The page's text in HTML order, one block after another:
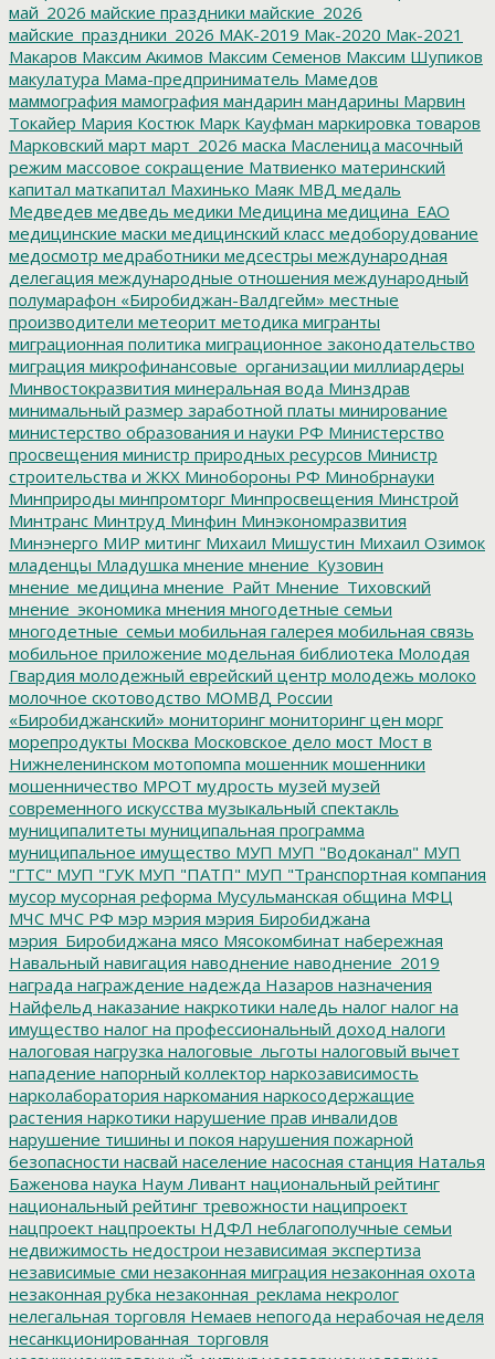
май_2026 майские праздники майские_2026
майские_праздники_2026 МАК-2019 Мак-2020 Мак-2021
Макаров Максим Акимов Максим Семенов Максим Шупиков
макулатура Мама-предприниматель Мамедов
маммография мамография мандарин мандарины Марвин
Токайер Мария Костюк Марк Кауфман маркировка товаров
Марковский март март_2026 маска Масленица масочный
режим массовое сокращение Матвиенко материнский
капитал маткапитал Махинько Маяк МВД медаль
Медведев медведь медики Медицина медицина_ЕАО
медицинские маски медицинский класс медоборудование
медосмотр медработники медсестры международная
делегация международные отношения международный
полумарафон «Биробиджан-Валдгейм» местные
производители метеорит методика мигранты
миграционная политика миграционное законодательство
миграция микрофинансовые_организации миллиардеры
Минвостокразвития минеральная вода Минздрав
минимальный размер заработной платы минирование
министерство образования и науки РФ Министерство
просвещения министр природных ресурсов Министр
строительства и ЖКХ Минобороны РФ Минобрнауки
Минприроды минпромторг Минпросвещения Минстрой
Минтранс Минтруд Минфин Минэкономразвития
Минэнерго МИР митинг Михаил Мишустин Михаил Озимок
младенцы Младушка мнение мнение_Кузовин
мнение_медицина мнение_Райт Мнение_Тиховский
мнение_экономика мнения многодетные семьи
многодетные_семьи мобильная галерея мобильная связь
мобильное приложение модельная библиотека Молодая
Гвардия молодежный еврейский центр молодежь молоко
молочное скотоводство МОМВД России
«Биробиджанский» мониторинг мониторинг цен морг
морепродукты Москва Московское дело мост Мост в
Нижнеленинском мотопомпа мошенник мошенники
мошенничество МРОТ мудрость музей музей
современного искусства музыкальный спектакль
муниципалитеты муниципальная программа
муниципальное имущество МУП МУП "Водоканал" МУП
"ГТС" МУП "ГУК МУП "ПАТП" МУП "Транспортная компания
мусор мусорная реформа Мусульманская община МФЦ
МЧС МЧС РФ мэр мэрия мэрия Биробиджана
мэрия_Биробиджана мясо Мясокомбинат набережная
Навальный навигация наводнение наводнение_2019
награда награждение надежда Назаров назначения
Найфельд наказание накркотики наледь налог налог на
имущество налог на профессиональный доход налоги
налоговая нагрузка налоговые_льготы налоговый вычет
нападение напорный коллектор наркозависимость
нарколаборатория наркомания наркосодержащие
растения наркотики нарушение прав инвалидов
нарушение тишины и покоя нарушения пожарной
безопасности насвай население насосная станция Наталья
Баженова наука Наум Ливант национальный рейтинг
национальный рейтинг тревожности наципроект
нацпроект нацпроекты НДФЛ неблагополучные семьи
недвижимость недострои независимая экспертиза
независимые сми незаконная миграция незаконная охота
незаконная рубка незаконная_реклама некролог
нелегальная торговля Немаев непогода нерабочая неделя
несанкционированная_торговля